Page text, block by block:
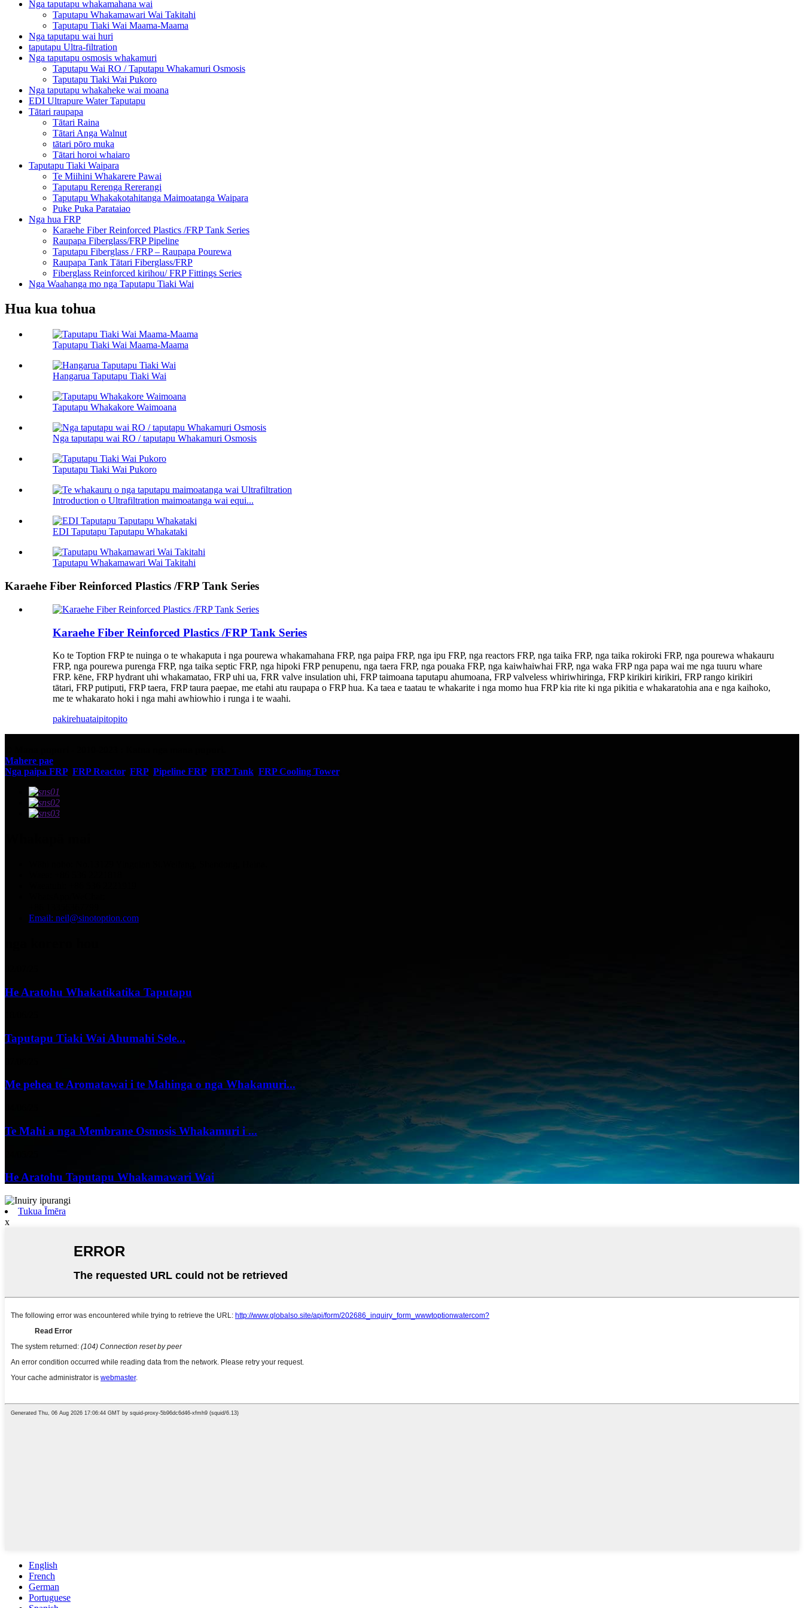
Nga taputapu whakamahana wai
Taputapu Whakamawari Wai Takitahi
Taputapu Tiaki Wai Maama-Maama
Nga taputapu wai huri
taputapu Ultra-filtration
Nga taputapu osmosis whakamuri
Taputapu Wai RO / Taputapu Whakamuri Osmosis
Taputapu Tiaki Wai Pukoro
Nga taputapu whakaheke wai moana
EDI Ultrapure Water Taputapu
Tātari raupapa
Tātari Raina
Tātari Anga Walnut
tātari pōro muka
Tātari horoi whaiaro
Taputapu Tiaki Waipara
Te Miihini Whakarere Pawai
Taputapu Rerenga Rererangi
Taputapu Whakakotahitanga Maimoatanga Waipara
Puke Puka Parataiao
Nga hua FRP
Karaehe Fiber Reinforced Plastics /FRP Tank Series
Raupapa Fiberglass/FRP Pipeline
Taputapu Fiberglass / FRP – Raupapa Pourewa
Raupapa Tank Tātari Fiberglass/FRP
Fiberglass Reinforced kirihou/ FRP Fittings Series
Nga Waahanga mo nga Taputapu Tiaki Wai
Hua kua tohua
Taputapu Tiaki Wai Maama-Maama
Hangarua Taputapu Tiaki Wai
Taputapu Whakakore Waimoana
Nga taputapu wai RO / taputapu Whakamuri Osmosis
Taputapu Tiaki Wai Pukoro
Introduction o Ultrafiltration maimoatanga wai equi...
EDI Taputapu Taputapu Whakataki
Taputapu Whakamawari Wai Takitahi
Karaehe Fiber Reinforced Plastics /FRP Tank Series
Karaehe Fiber Reinforced Plastics /FRP Tank Series
Ko te Toption FRP te nuinga o te whakaputa i nga pourewa whakamahana FRP, nga paipa FRP, nga ipu FRP, nga reactors FRP, nga taika FRP, nga taika rokiroki FRP, nga pourewa whakauru
FRP, nga pourewa purenga FRP, nga taika septic FRP, nga hipoki FRP penupenu, nga taera FRP, nga pouaka FRP, nga kaiwhaiwhai FRP, nga waka FRP nga papa wai me nga tuuru whare
FRP. kēne, FRP hydrant uhi whakamatao, FRP uhi ua, FRR valve insulation uhi, FRP taimoana taputapu ahumoana, FRP valveless whiriwhiringa, FRP kirikiri kirikiri, FRP rango kirikiri
tātari, FRP putiputi, FRP taera, FRP taura paepae, me etahi atu raupapa o FRP hua. Ka taea e taatau te whakarite i nga momo hua FRP kia rite ki nga pikitia e whakaratohia ana e nga kaihoko,
me te whakarato hoki i nga mahi awhiowhio i runga i te waahi.
pakirehuataipitopito
Mahere pae
Nga paipa FRP, FRP Reactor, FRP, Pipeline FRP, FRP Tank FRP Cooling Tower,
Email: neil@sinotoption.com
He Aratohu Whakatikatika Taputapu
Taputapu Tiaki Wai Ahumahi Sele...
Me pehea te Aromatawai i te Mahinga o nga Whakamuri...
Te Mahi a nga Membrane Osmosis Whakamuri i ...
He Aratohu Taputapu Whakamawari Wai
Tukua Īmēra
x
English
French
German
Portuguese